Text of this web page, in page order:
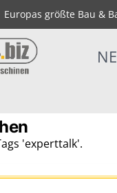
Europas größte Bau &
'experttalk'.